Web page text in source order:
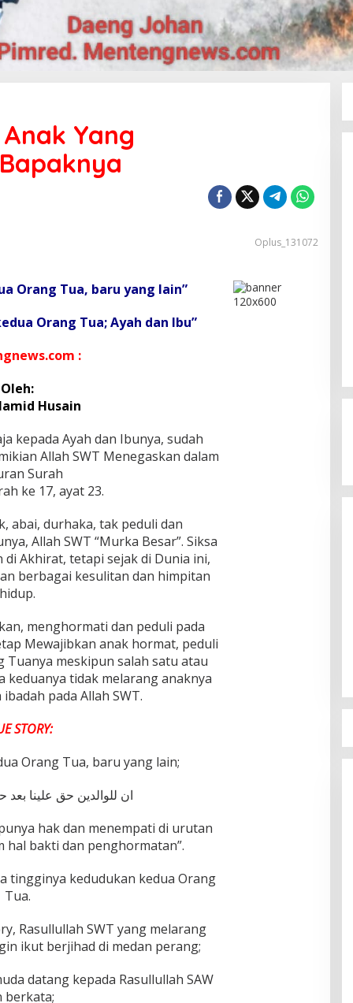
Yang
Oplus_131072
Orang Tua, baru yang lain”
Orang Tua; Ayah dan Ibu”
:
Oleh:
Husain
kepada Ayah dan Ibunya, sudah
Allah SWT Menegaskan dalam
Surah
ke 17, ayat 23.
abai, durhaka, tak peduli dan
Allah SWT “Murka Besar”. Siksa
Akhirat, tetapi sejak di Dunia ini,
berbagai kesulitan dan himpitan
hidup.
menghormati dan peduli pada
Mewajibkan anak hormat, peduli
Tuanya meskipun salah satu atau
keduanya tidak melarang anaknya
pada Allah SWT.
STORY:
Orang Tua, baru yang lain;
ان للوالدين حق علينا بعد
hak dan menempati di urutan
hal bakti dan penghormatan”.
tingginya kedudukan kedua Orang
Tua.
Rasullullah SWT yang melarang
ikut berjihad di medan perang;
datang kepada Rasullullah SAW
berkata;